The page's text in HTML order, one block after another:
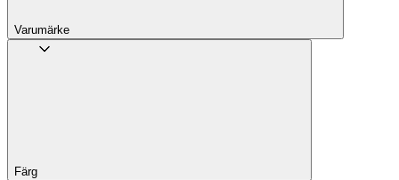
Varumärke
Färg